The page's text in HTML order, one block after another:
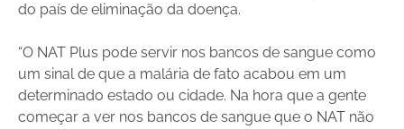
do país de eliminação da doença.
“O NAT Plus pode servir nos bancos de sangue como
um sinal de que a malária de fato acabou em um
determinado estado ou cidade. Na hora que a gente
começar a ver nos bancos de sangue que o NAT não